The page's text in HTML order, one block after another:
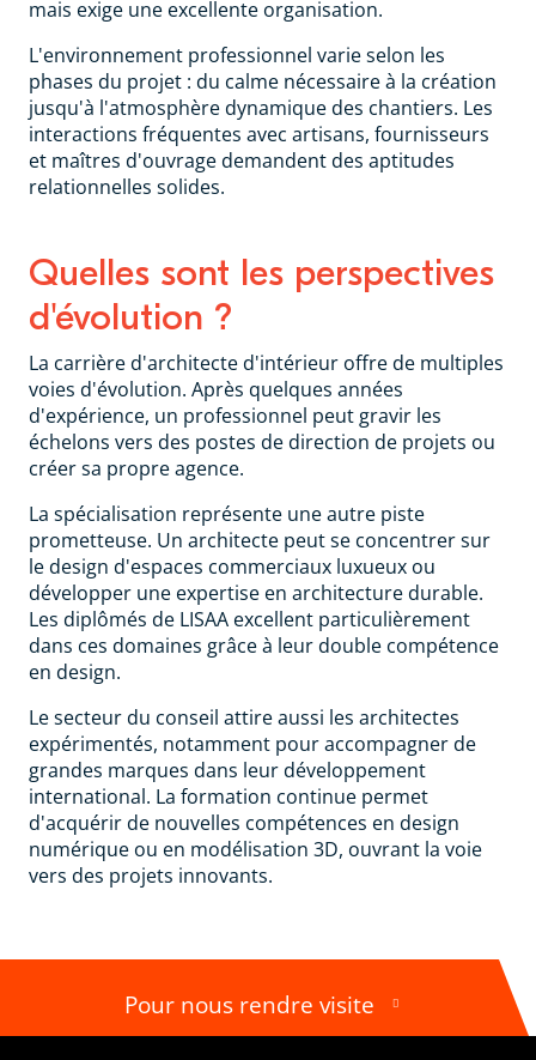
mais exige une excellente organisation.
L'environnement professionnel varie selon les
phases du projet : du calme nécessaire à la création
jusqu'à l'atmosphère dynamique des chantiers. Les
interactions fréquentes avec artisans, fournisseurs
et maîtres d'ouvrage demandent des aptitudes
relationnelles solides.
Quelles sont les perspectives
d'évolution ?
La carrière d'architecte d'intérieur offre de multiples
voies d'évolution. Après quelques années
d'expérience, un professionnel peut gravir les
échelons vers des postes de direction de projets ou
créer sa propre agence.
La spécialisation représente une autre piste
prometteuse. Un architecte peut se concentrer sur
le design d'espaces commerciaux luxueux ou
développer une expertise en architecture durable.
Les diplômés de LISAA excellent particulièrement
dans ces domaines grâce à leur double compétence
en design.
Le secteur du conseil attire aussi les architectes
expérimentés, notamment pour accompagner de
grandes marques dans leur développement
international. La formation continue permet
d'acquérir de nouvelles compétences en design
numérique ou en modélisation 3D, ouvrant la voie
vers des projets innovants.
Pour nous rendre visite